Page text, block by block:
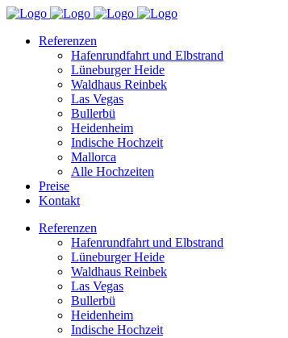
Referenzen
Hafenrundfahrt und Elbstrand
Lüneburger Heide
Waldhaus Reinbek
Las Vegas
Bullerbü
Heidenheim
Indische Hochzeit
Mallorca
Alle Hochzeiten
Preise
Kontakt
Referenzen
Hafenrundfahrt und Elbstrand
Lüneburger Heide
Waldhaus Reinbek
Las Vegas
Bullerbü
Heidenheim
Indische Hochzeit